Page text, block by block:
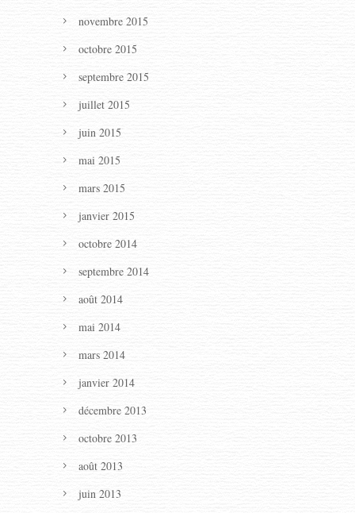
novembre 2015
octobre 2015
septembre 2015
juillet 2015
juin 2015
mai 2015
mars 2015
janvier 2015
octobre 2014
septembre 2014
août 2014
mai 2014
mars 2014
janvier 2014
décembre 2013
octobre 2013
août 2013
juin 2013